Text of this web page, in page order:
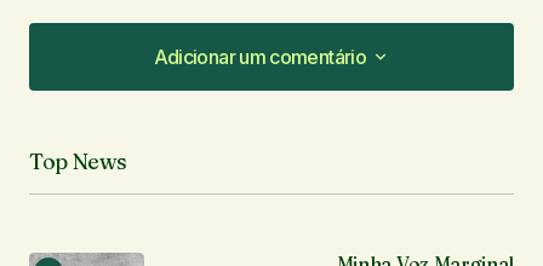
Adicionar um comentário
Adicionar um comentário
O seu endereço de e-mail não será publicado.
Top News